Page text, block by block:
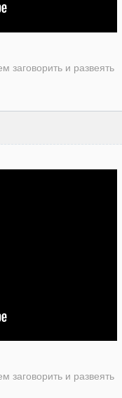
заговорить и развеять
заговорить и развеять